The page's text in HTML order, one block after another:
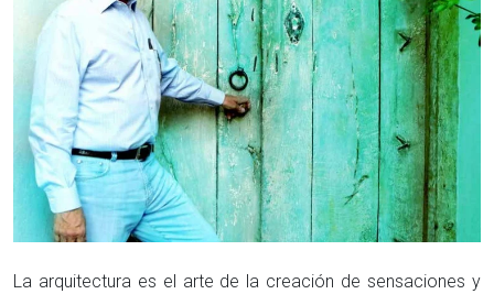
La arquitectura es el arte de la creación de sensaciones y